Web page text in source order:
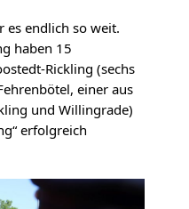
es endlich so weit.
haben 15
Rickling (sechs
einer aus
und Willingrade)
erfolgreich